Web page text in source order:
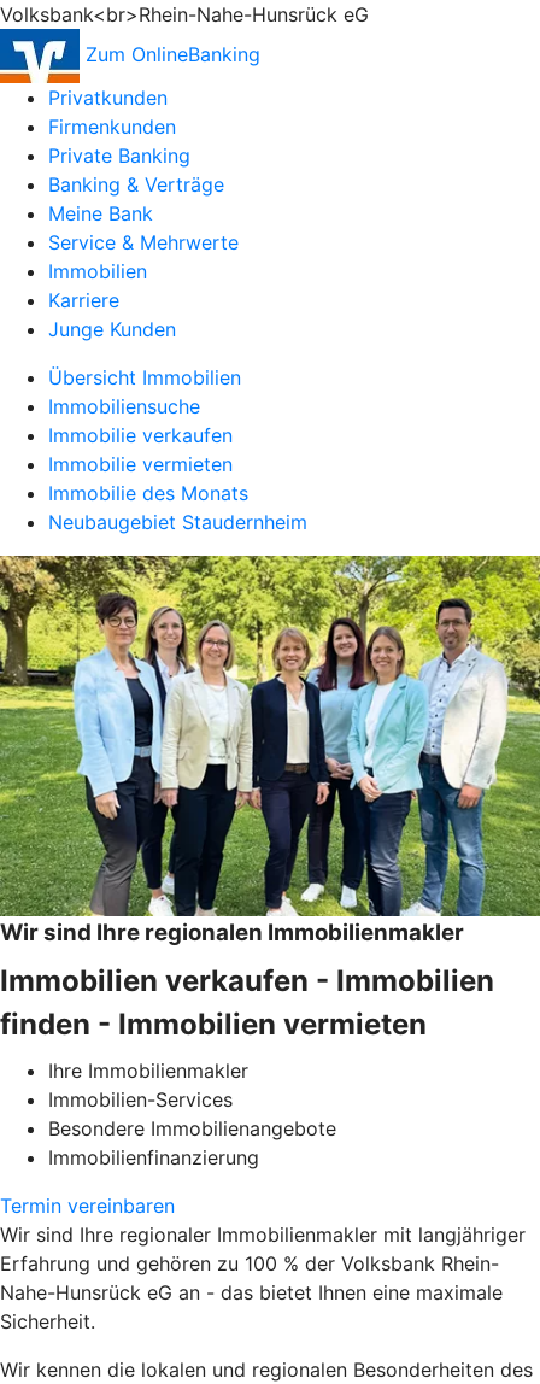
Volksbank<br>Rhein-Nahe-Hunsrück eG
Zum OnlineBanking
Privatkunden
Firmenkunden
Private Banking
Banking & Verträge
Meine Bank
Service & Mehrwerte
Immobilien
Karriere
Junge Kunden
Übersicht Immobilien
Immobiliensuche
Immobilie verkaufen
Immobilie vermieten
Immobilie des Monats
Neubaugebiet Staudernheim
Wir sind Ihre regionalen Immobilienmakler
Immobilien verkaufen ­- Immobilien
finden - Immobilien vermieten
Ihre Immobilienmakler
Immobilien-Services
Besondere Immobilienangebote
Immobilienfinanzierung
Termin vereinbaren
Wir sind Ihre regionaler Immobilienmakler mit langjähriger
Erfahrung und gehören zu 100 % der Volksbank Rhein-
Nahe-Hunsrück eG an - das bietet Ihnen eine maximale
Sicherheit.
Wir kennen die lokalen und regionalen Besonderheiten des